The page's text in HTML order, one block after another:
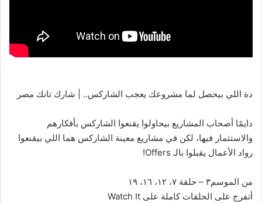
دة اللي بيحصل لما مشروعك يعجب الشاركس.. | شارك تانك مصر
دايمًا أصحاب المشاريع بيحاولوا يقنعوا الشاركس بأفكارهم
والاستثمار فيها، لكن في مشاريع معينة الشاركس هما اللي بيقنعوا
رواد الأعمال يقبلوا بالـ Offers!
من الموسم٣ – حلقة ٧، ١٢، ١٦، ١٩
أتفرج على الحلقات كاملة على Watch It